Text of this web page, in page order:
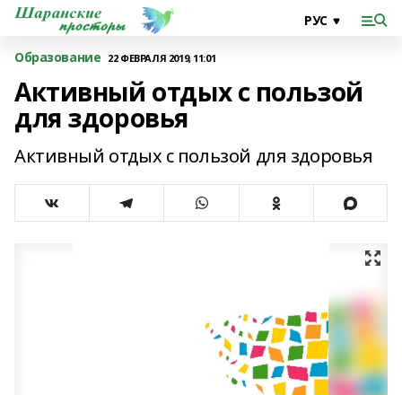
Образование 22 ФЕВРАЛЯ 2019, 11:01
Активный отдых с пользой
для здоровья
Активный отдых с пользой для здоровья